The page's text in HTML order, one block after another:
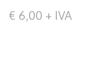
€ 6,00 + IVA